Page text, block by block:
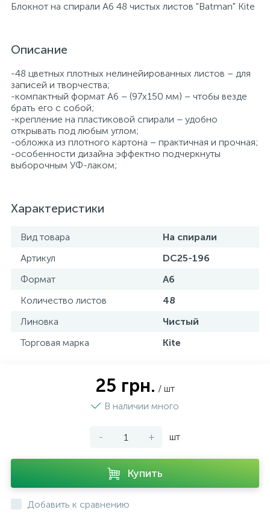
Блокнот на спирали А6 48 чистых листов "Batman" Kite
Описание
-48 цветных плотных нелинейированных листов – для
записей и творчества;
-компактный формат А6 – (97х150 мм) – чтобы везде
брать его с собой;
-крепление на пластиковой спирали – удобно
открывать под любым углом;
-обложка из плотного картона – практичная и прочная;
-особенности дизайна эффектно подчеркнуты
выборочным УФ-лаком;
Характеристики
Вид товара
На спирали
Артикул
DC25-196
Формат
А6
Количество листов
48
Линовка
Чистый
Торговая марка
Kite
25 грн. / шт
В наличии много
- + шт
Купить
Добавить к сравнению